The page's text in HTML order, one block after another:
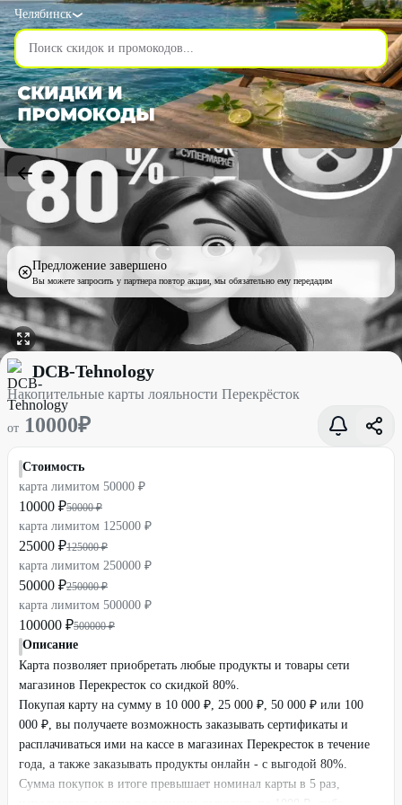
Челябинск
Предложение завершено
Вы можете запросить у партнера повтор акции, мы обязательно ему передадим
Накопительные карты лояльности Перекрёсток со скидкой
DCB-Tehnology
Накопительные карты лояльности Перекрёсток
от 10000₽
Стоимость
карта лимитом 50000 ₽
10000 ₽50000 ₽
карта лимитом 125000 ₽
25000 ₽125000 ₽
карта лимитом 250000 ₽
50000 ₽250000 ₽
карта лимитом 500000 ₽
100000 ₽500000 ₽
Описание
Карта позволяет приобретать любые продукты и товары сети
магазинов Перекресток со скидкой 80%.
Покупая карту на сумму в 10 000 ₽, 25 000 ₽, 50 000 ₽ или 100
000 ₽, вы получаете возможность заказывать сертификаты и
расплачиваться ими на кассе в магазинах Перекресток в течение
года, а также заказывать продукты онлайн - с выгодой 80%.
Сумма покупок в итоге превышает номинал карты в 5 раз,